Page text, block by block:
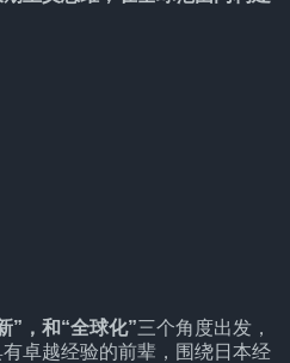
”，和“全球化”三个角度出发，
卓越经验的前辈，围绕日本经